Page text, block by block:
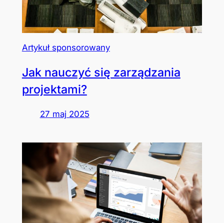
Artykuł sponsorowany
Jak nauczyć się zarządzania
projektami?
27 maj 2025